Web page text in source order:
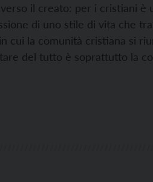
il creato: per i cristiani è
di uno stile di vita che
cui la comunità cristiana si
del tutto è soprattutto la